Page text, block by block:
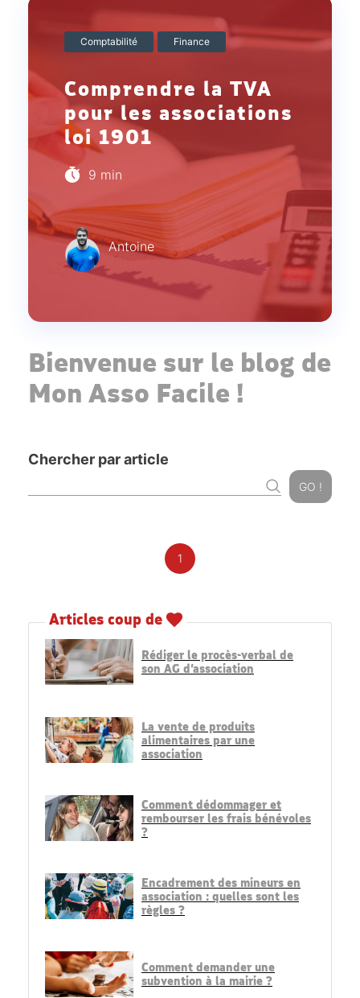
Comptabilité Finance
Comprendre la TVA
pour les associations
loi 1901
9 min
Antoine
Bienvenue sur le blog de
Mon Asso Facile !
Chercher par article
GO !
1
Articles coup de
Rédiger le procès-verbal de
son AG d’association
La vente de produits
alimentaires par une
association
Comment dédommager et
rembourser les frais bénévoles
?
Encadrement des mineurs en
association : quelles sont les
règles ?
Comment demander une
subvention à la mairie ?